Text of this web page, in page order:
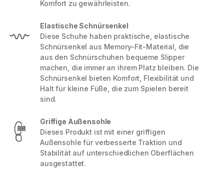
Komfort zu gewährleisten.
Elastische Schnürsenkel
Diese Schuhe haben praktische, elastische
Schnürsenkel aus Memory-Fit-Material, die
aus den Schnürschuhen bequeme Slipper
machen, die immer an ihrem Platz bleiben. Die
Schnürsenkel bieten Komfort, Flexibilität und
Halt für kleine Füße, die zum Spielen bereit
sind.
Griffige Außensohle
Dieses Produkt ist mit einer griffigen
Außensohle für verbesserte Traktion und
Stabilität auf unterschiedlichen Oberflächen
ausgestattet.